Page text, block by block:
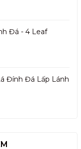
Đá - 4 Leaf
Đính Đá Lấp Lánh